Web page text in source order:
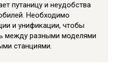
путаницу и неудобства
Необходимо
и унификации, чтобы
между разными моделями
станциями.